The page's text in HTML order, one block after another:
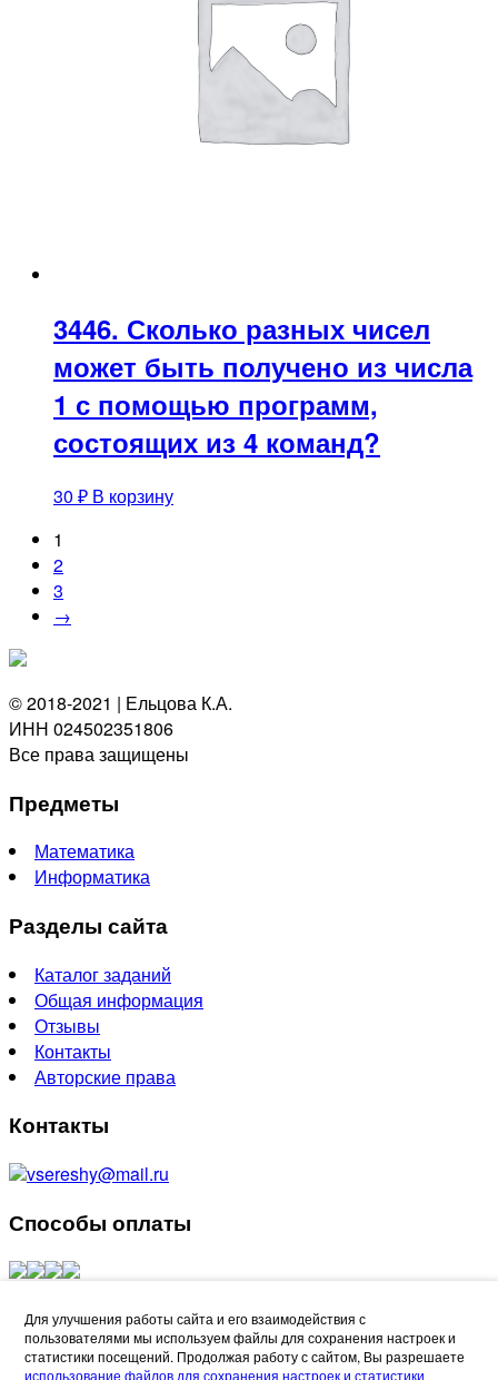
3446. Сколько разных чисел
может быть получено из числа
1 с помощью программ,
состоящих из 4 команд?
30 ₽ В корзину
1
2
3
→
© 2018-2021 | Ельцова К.А.
ИНН 024502351806
Все права защищены
Предметы
Математика
Информатика
Разделы сайта
Каталог заданий
Общая информация
Отзывы
Контакты
Авторские права
Контакты
vsereshy@mail.ru
Способы оплаты
Refund Reason
Для улучшения работы сайта и его взаимодействия с
пользователями мы используем файлы для сохранения настроек и
статистики посещений. Продолжая работу с сайтом, Вы разрешаете
использование файлов для сохранения настроек и статистики